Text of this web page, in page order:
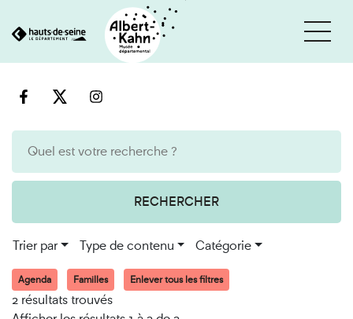
au
RECHERCHER
Trier par Type de contenu Catégorie
Agenda Familles Enlever tous les filtres
2 résultats trouvés
Cookies et traceurs utilisés sur ce site